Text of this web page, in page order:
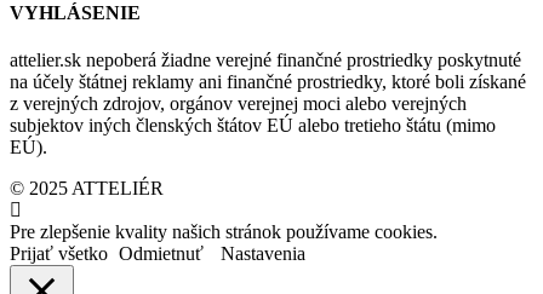
VYHLÁSENIE
attelier.sk nepoberá žiadne verejné finančné prostriedky poskytnuté
na účely štátnej reklamy ani finančné prostriedky, ktoré boli získané
z verejných zdrojov, orgánov verejnej moci alebo verejných
subjektov iných členských štátov EÚ alebo tretieho štátu (mimo
EÚ).
© 2025 ATTELIÉR
Pre zlepšenie kvality našich stránok používame cookies.
Prijať všetko Odmietnuť Nastavenia